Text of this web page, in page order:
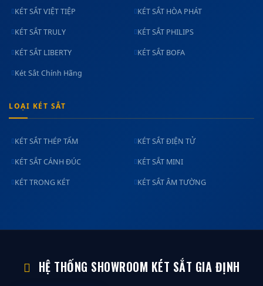
KÉT SẮT VIỆT TIỆP KÉT SẮT HÒA PHÁT
KÉT SẮT TRULY KÉT SẮT PHILIPS
KÉT SẮT LIBERTY KÉT SẮT BOFA
Két Sắt Chính Hãng
LOẠI KÉT SẮT
KÉT SẮT THÉP TẤM KÉT SẮT ĐIỆN TỬ
KÉT SẮT CÁNH ĐÚC KÉT SẮT MINI
KÉT TRONG KÉT KÉT SẮT ÂM TƯỜNG
HỆ THỐNG SHOWROOM KÉT SẮT GIA ĐỊNH